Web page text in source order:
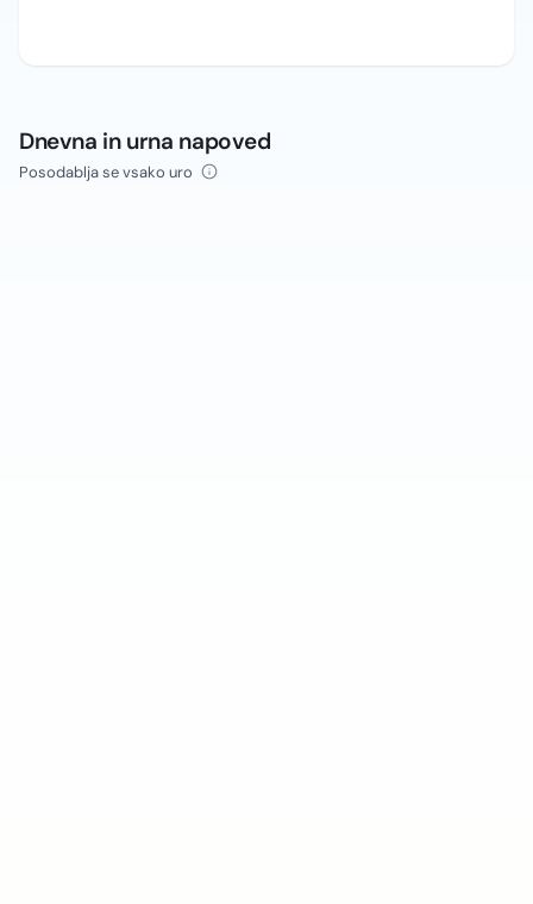
Dnevna in urna napoved
Posodablja se vsako uro